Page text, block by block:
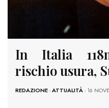
In Italia
rischio usura,
REDAZIONE-ATTUALITÀ- 16